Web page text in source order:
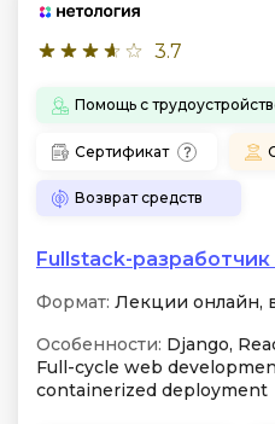
3.7
Помощь с
Сертификат
Возврат средств
Fullstack-разработчик
Формат: Лекции онлайн,
Особенности: Django,
Full-cycle web
containerized deployment